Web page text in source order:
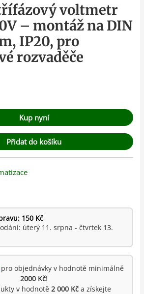
voltmetr
– montáž na DIN
IP20, pro
rozvaděče
Kup nyní
Přidat do košíku
150 Kč
úterý 11. srpna - čtvrtek 13.
objednávky v hodnotě minimálně
2000 Kč!
v hodnotě 2 000 Kča získejte